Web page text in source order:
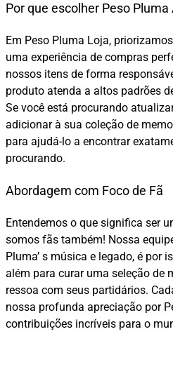
Por que escolher Peso
Em Peso Pluma Loja,
uma experiência de compras
nossos itens de forma
produto atenda a altos padrões
Se você está procurando
adicionar à sua coleção de
para ajudá-lo a encontrar
procurando.
Abordagem com Foco de Fã
Entendemos o que significa ser
somos fãs também! Nossa
Pluma’ s música e legado, é por
além para curar uma seleção de
ressoa com seus partidários.
nossa profunda apreciação por
contribuições incríveis para o